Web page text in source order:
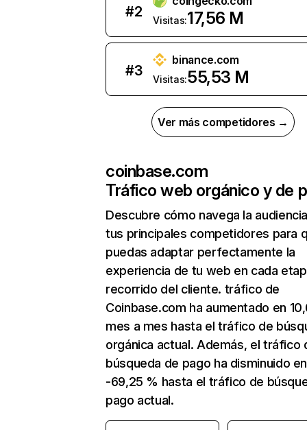
#2
Visitas:17,56 M
#3
binance.com
Visitas:55,53 M
Ver más competidores →
coinbase.com
Tráfico web orgánico y de
Descubre cómo navega la
tus principales competidores para
puedas adaptar perfectamente la
experiencia de tu web en cada
recorrido del cliente. tráfico de
Coinbase.com ha aumentado en
mes a mes hasta el tráfico de
orgánica actual. Además, el tráfico
búsqueda de pago ha disminuido en
-69,25 % hasta el tráfico de
pago actual.